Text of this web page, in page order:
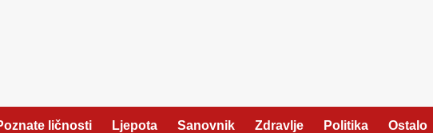
ličnosti Ljepota Sanovnik Zdravlje Politika Ostalo